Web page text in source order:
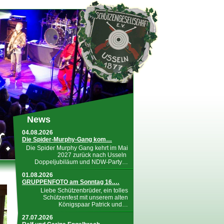
News
04.08.2026
Die Spider-Murphy-Gang kom…
Die Spider Murphy Gang kehrt im Mai
2027 zurück nach Usseln
Doppeljubiläum und NDW-Party…
01.08.2026
GRUPPENFOTO am Sonntag 16.…
Liebe Schützenbrüder, ein tolles
Schützenfest mit unserem alten
Königspaar Patrick und…
27.07.2026